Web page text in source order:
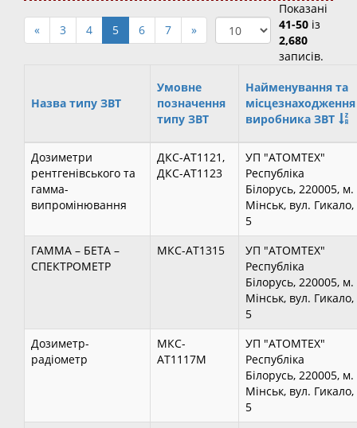
« 3 4 5 6 7 »
Показані
41-50 із
2,680
записів.
Назва типу ЗВТ
Умовне
позначення
типу ЗВТ
Найменування та
місцезнаходження
виробника ЗВТ
Дозиметри
рентгенівського та
гамма-
випромінювання
ДКС-АТ1121,
ДКС-АТ1123
УП "АТОМТЕХ"
Республіка
Білорусь, 220005, м.
Мінськ, вул. Гикало,
5
ГАММА – БЕТА –
СПЕКТРОМЕТР
МКС-АТ1315
УП "АТОМТЕХ"
Республіка
Білорусь, 220005, м.
Мінськ, вул. Гикало,
5
Дозиметр-
радіометр
МКС-
АТ1117М
УП "АТОМТЕХ"
Республіка
Білорусь, 220005, м.
Мінськ, вул. Гикало,
5